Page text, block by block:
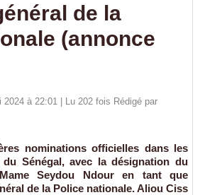
de la
(annonce
2024 à 22:01 | Lu 202 fois Rédigé par
nominations officielles dans les
Sénégal, avec la désignation du
Seydou Ndour en tant que
de la Police nationale. Aliou Ciss